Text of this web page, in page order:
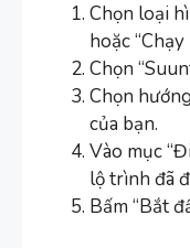
Chọn loại
hoặc “Chạy
Chọn
Chọn
của bạn.
Vào mục
lộ trình đã
Bấm “Bắt